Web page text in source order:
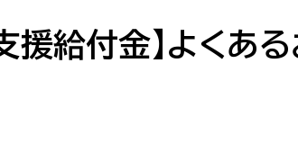
・安全
市税総務課
市民税課
援給付金】よくあ